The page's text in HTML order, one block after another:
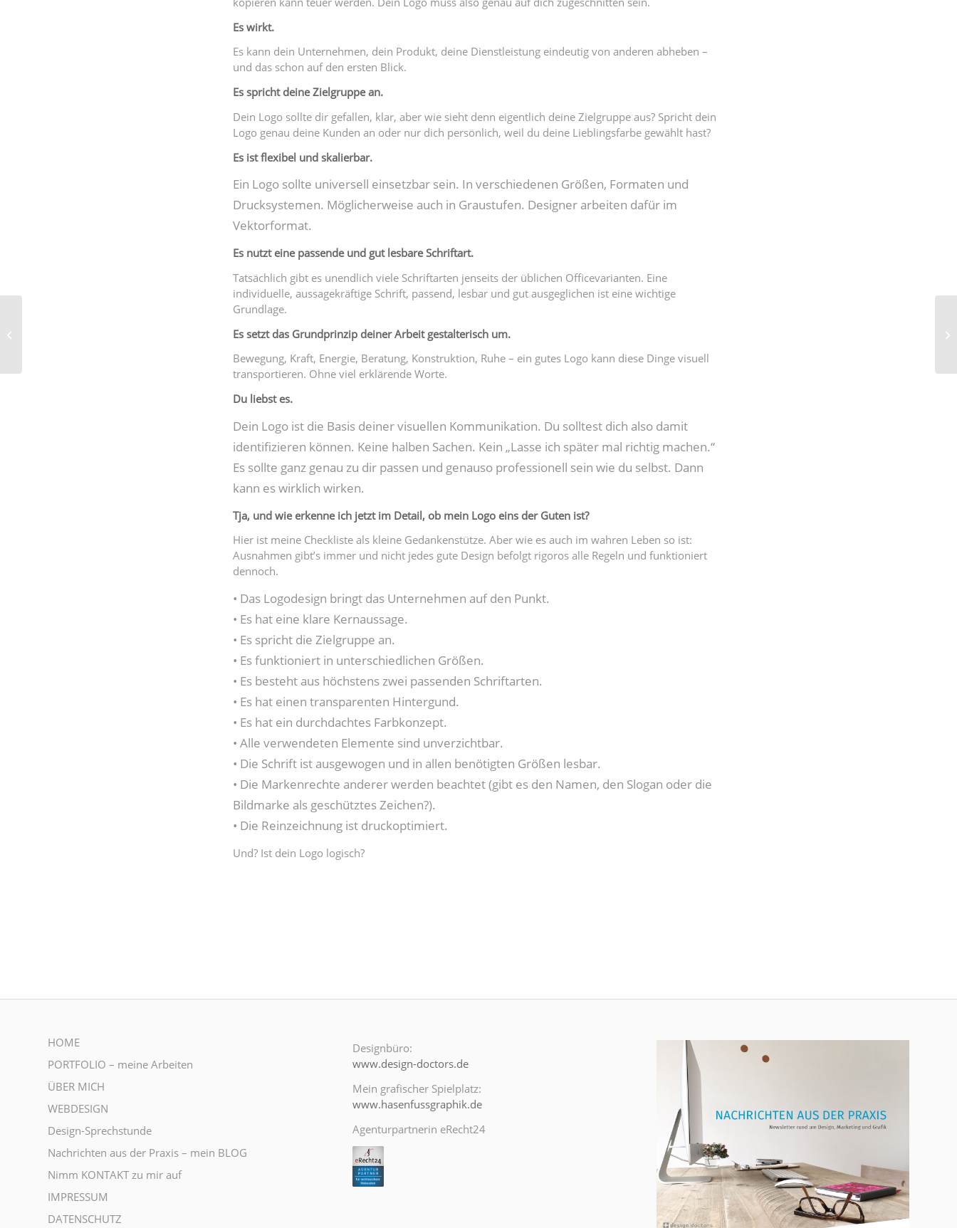
Es wirkt.
Es kann dein Unternehmen, dein Produkt, deine Dienstleistung eindeutig von anderen abheben –
und das schon auf den ersten Blick.
Es spricht deine Zielgruppe an.
Dein Logo sollte dir gefallen, klar, aber wie sieht denn eigentlich deine Zielgruppe aus? Spricht dein
Logo genau deine Kunden an oder nur dich persönlich, weil du deine Lieblingsfarbe gewählt hast?
Es ist flexibel und skalierbar.
Ein Logo sollte universell einsetzbar sein. In verschiedenen Größen, Formaten und
Drucksystemen. Möglicherweise auch in Graustufen. Designer arbeiten dafür im
Vektorformat.
Es nutzt eine passende und gut lesbare Schriftart.
Tatsächlich gibt es unendlich viele Schriftarten jenseits der üblichen Officevarianten. Eine
individuelle, aussagekräftige Schrift, passend, lesbar und gut ausgeglichen ist eine wichtige
Grundlage.
Es setzt das Grundprinzip deiner Arbeit gestalterisch um.
Bewegung, Kraft, Energie, Beratung, Konstruktion, Ruhe – ein gutes Logo kann diese Dinge visuell
transportieren. Ohne viel erklärende Worte.
Du liebst es.
Dein Logo ist die Basis deiner visuellen Kommunikation. Du solltest dich also damit
identifizieren können. Keine halben Sachen. Kein „Lasse ich später mal richtig machen.“
Es sollte ganz genau zu dir passen und genauso professionell sein wie du selbst. Dann
kann es wirklich wirken.
Tja, und wie erkenne ich jetzt im Detail, ob mein Logo eins der Guten ist?
Hier ist meine Checkliste als kleine Gedankenstütze. Aber wie es auch im wahren Leben so ist:
Ausnahmen gibt’s immer und nicht jedes gute Design befolgt rigoros alle Regeln und funktioniert
dennoch.
• Das Logodesign bringt das Unternehmen auf den Punkt.
• Es hat eine klare Kernaussage.
• Es spricht die Zielgruppe an.
• Es funktioniert in unterschiedlichen Größen.
• Es besteht aus höchstens zwei passenden Schriftarten.
• Es hat einen transparenten Hintergund.
• Es hat ein durchdachtes Farbkonzept.
• Alle verwendeten Elemente sind unverzichtbar.
• Die Schrift ist ausgewogen und in allen benötigten Größen lesbar.
• Die Markenrechte anderer werden beachtet (gibt es den Namen, den Slogan oder die
Bildmarke als geschütztes Zeichen?).
• Die Reinzeichnung ist druckoptimiert.
Und? Ist dein Logo logisch?
HOME
PORTFOLIO – meine Arbeiten
ÜBER MICH
WEBDESIGN
Design-Sprechstunde
Nachrichten aus der Praxis – mein BLOG
Nimm KONTAKT zu mir auf
IMPRESSUM
DATENSCHUTZ
Designbüro:
www.design-doctors.de
Mein grafischer Spielplatz:
www.hasenfussgraphik.de
Agenturpartnerin eRecht24